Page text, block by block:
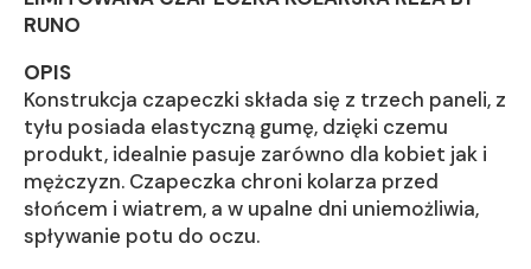
RUNO
OPIS
Konstrukcja czapeczki składa się z trzech paneli, z
tyłu posiada elastyczną gumę, dzięki czemu
produkt, idealnie pasuje zarówno dla kobiet jak i
mężczyzn. Czapeczka chroni kolarza przed
słońcem i wiatrem, a w upalne dni uniemożliwia,
spływanie potu do oczu.